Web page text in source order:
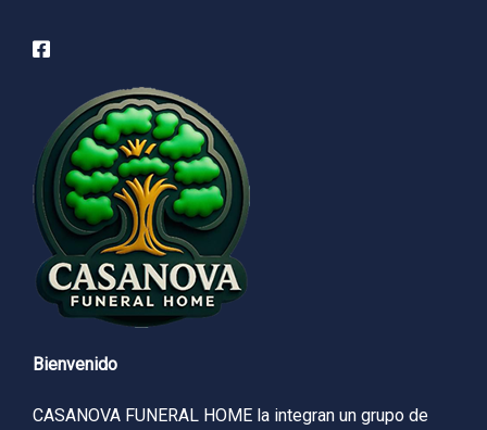
Bienvenido
CASANOVA FUNERAL HOME la integran un grupo de